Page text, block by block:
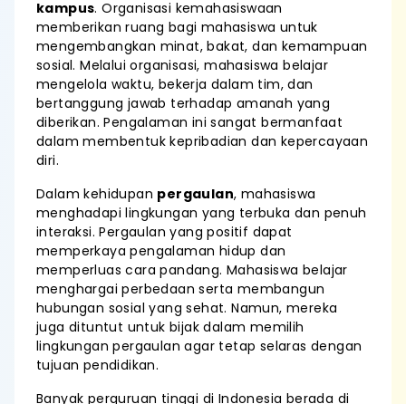
kampus. Organisasi kemahasiswaan
memberikan ruang bagi mahasiswa untuk
mengembangkan minat, bakat, dan kemampuan
sosial. Melalui organisasi, mahasiswa belajar
mengelola waktu, bekerja dalam tim, dan
bertanggung jawab terhadap amanah yang
diberikan. Pengalaman ini sangat bermanfaat
dalam membentuk kepribadian dan kepercayaan
diri.
Dalam kehidupan pergaulan, mahasiswa
menghadapi lingkungan yang terbuka dan penuh
interaksi. Pergaulan yang positif dapat
memperkaya pengalaman hidup dan
memperluas cara pandang. Mahasiswa belajar
menghargai perbedaan serta membangun
hubungan sosial yang sehat. Namun, mereka
juga dituntut untuk bijak dalam memilih
lingkungan pergaulan agar tetap selaras dengan
tujuan pendidikan.
Banyak perguruan tinggi di Indonesia berada di